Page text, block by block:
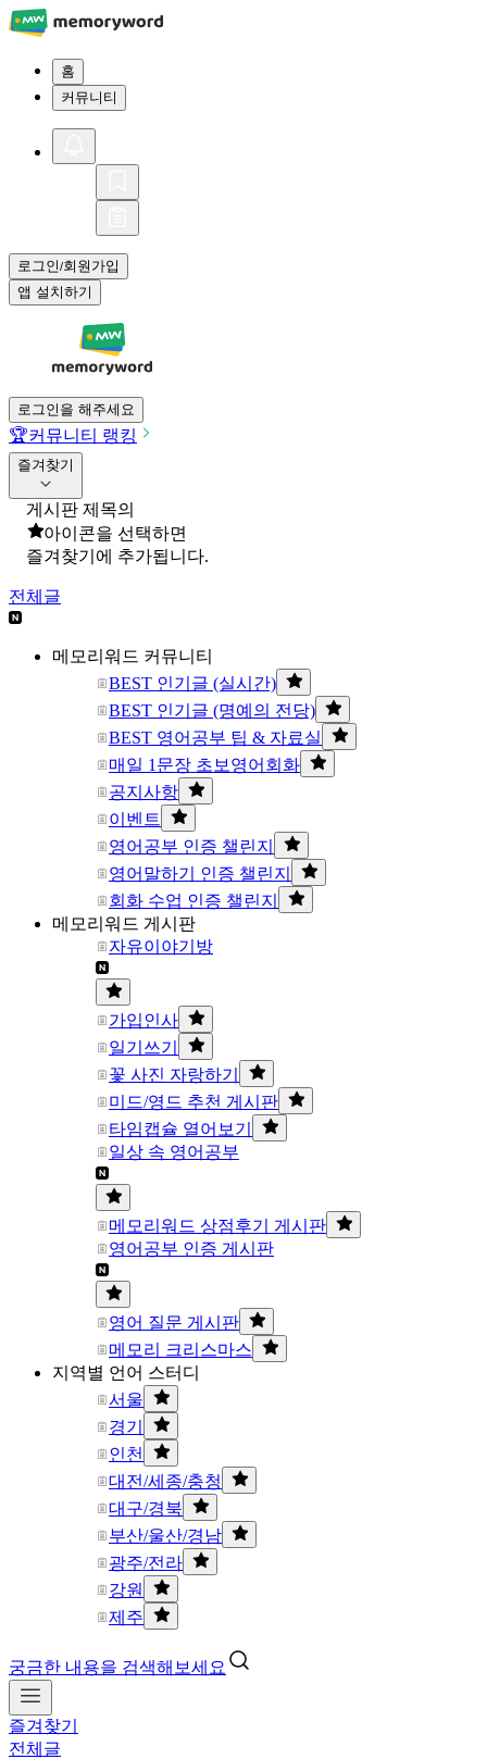
홈
커뮤니티
로그인/회원가입
앱 설치하기
로그인을 해주세요
🏆커뮤니티 랭킹
즐겨찾기
게시판 제목의
아이콘을 선택하면
즐겨찾기에 추가됩니다.
전체글
메모리워드 커뮤니티
BEST 인기글 (실시간)
BEST 인기글 (명예의 전당)
BEST 영어공부 팁 & 자료실
매일 1문장 초보영어회화
공지사항
이벤트
영어공부 인증 챌린지
영어말하기 인증 챌린지
회화 수업 인증 챌린지
메모리워드 게시판
자유이야기방
가입인사
일기쓰기
꽃 사진 자랑하기
미드/영드 추천 게시판
타임캡슐 열어보기
일상 속 영어공부
메모리워드 상점후기 게시판
영어공부 인증 게시판
영어 질문 게시판
메모리 크리스마스
지역별 언어 스터디
서울
경기
인천
대전/세종/충청
대구/경북
부산/울산/경남
광주/전라
강원
제주
궁금한 내용을 검색해보세요
즐겨찾기
전체글